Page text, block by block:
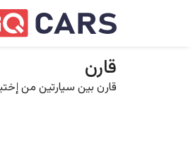
قارن
قارن بين سيارتين من